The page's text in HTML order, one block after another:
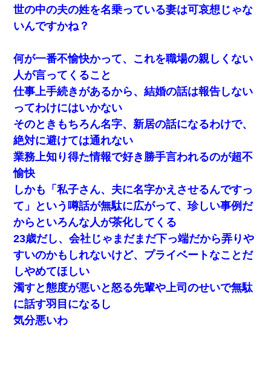
世の中の夫の姓を名乗っている妻は可哀想じゃな
いんですかね？
何が一番不愉快かって、これを職場の親しくない
人が言ってくること
仕事上手続きがあるから、結婚の話は報告しない
ってわけにはいかない
そのときもちろん名字、新居の話になるわけで、
絶対に避けては通れない
業務上知り得た情報で好き勝手言われるのが超不
愉快
しかも「私子さん、夫に名字かえさせるんですっ
て」という噂話が無駄に広がって、珍しい事例だ
からといろんな人が茶化してくる
23歳だし、会社じゃまだまだ下っ端だから弄りや
すいのかもしれないけど、プライベートなことだ
しやめてほしい
濁すと態度が悪いと怒る先輩や上司のせいで無駄
に話す羽目になるし
気分悪いわ